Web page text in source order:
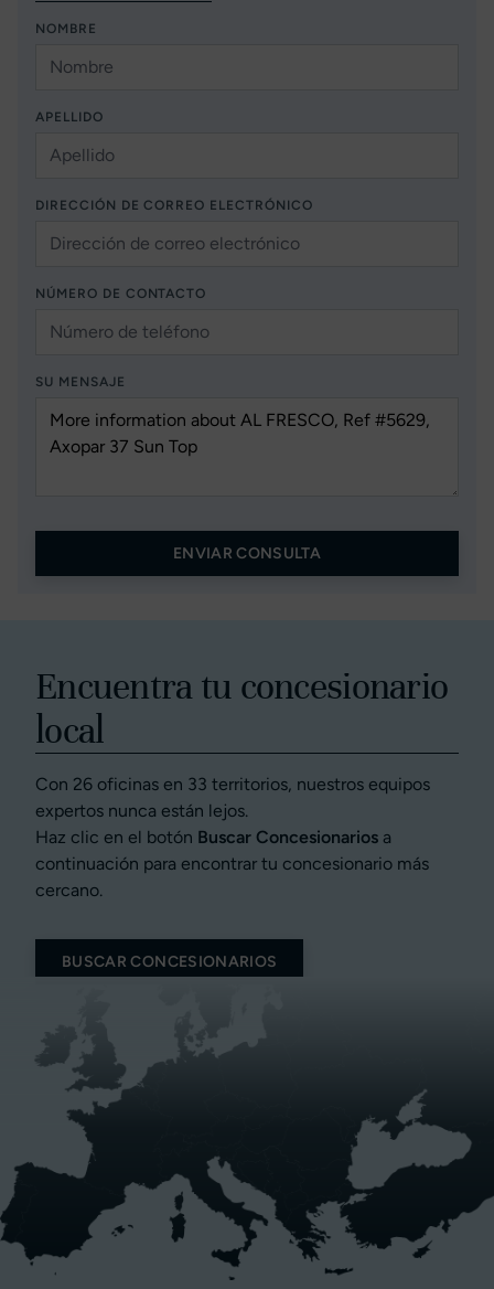
NOMBRE
APELLIDO
DIRECCIÓN DE CORREO ELECTRÓNICO
NÚMERO DE CONTACTO
SU MENSAJE
ENVIAR CONSULTA
Encuentra tu concesionario
local
Con 26 oficinas en 33 territorios, nuestros equipos
expertos nunca están lejos.
Haz clic en el botón Buscar Concesionarios a
continuación para encontrar tu concesionario más
cercano.
BUSCAR CONCESIONARIOS